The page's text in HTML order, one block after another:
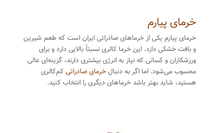
خرمای پیارم
خرمای پیارم یکی از خرماهای صادراتی ایران است که طعم شیرین
و بافت خشکی دارد. این خرما کالری نسبتاً بالایی دارد و برای
ورزشکاران و کسانی که نیاز به انرژی بیشتری دارند، گزینه‌ای عالی
محسوب می‌شود. اما اگر به دنبالخرمای صادراتیکم‌کالری
هستید، شاید بهتر باشد خرماهای دیگری را انتخاب کنید.